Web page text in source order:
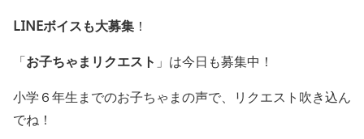
LINEボイスも大募集 ！
「お子ちゃまリクエスト 」は今日も募集中！
小学６年生までのお子ちゃまの声で、リクエスト吹き込ん
でね！